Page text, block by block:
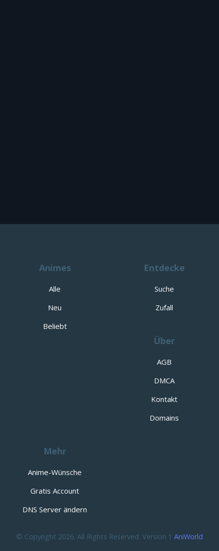
Animes
Alle
Neu
Beliebt
Entdecke
Suche
Zufall
Über
AGB
DMCA
Kontakt
Domains
Mehr
Anime-Wünsche
Gratis Account
DNS Server ändern
© Copyright 2026. All Rights Reserved. Version 1 AniWorld